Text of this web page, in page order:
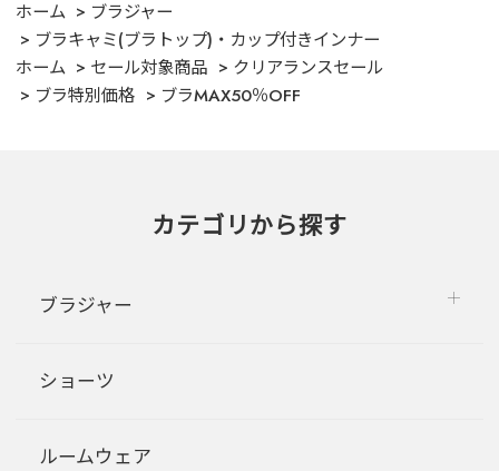
ホーム
ブラジャー
ブラキャミ(ブラトップ)・カップ付きインナー
ホーム
セール対象商品
クリアランスセール
ブラ特別価格
ブラMAX50％OFF
カテゴリから探す
ブラジャー
ショーツ
ルームウェア